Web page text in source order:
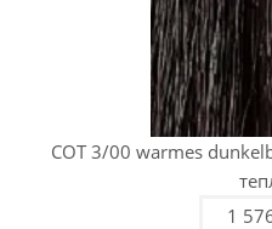
COT 3/00 warmes
1